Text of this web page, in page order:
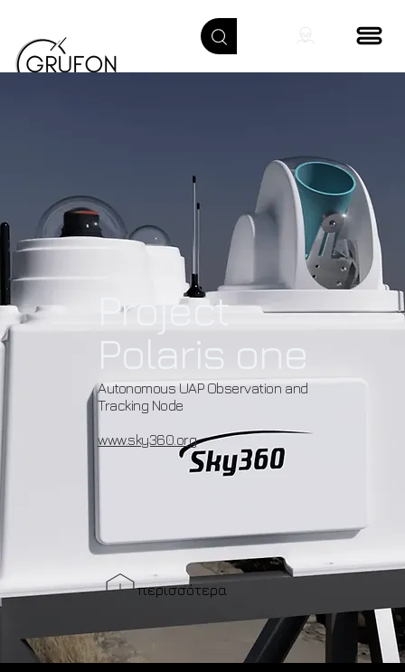
Project
Polaris one
Autonomous UAP Observation and
Tracking Node
www.sky360.org
περισσότερα